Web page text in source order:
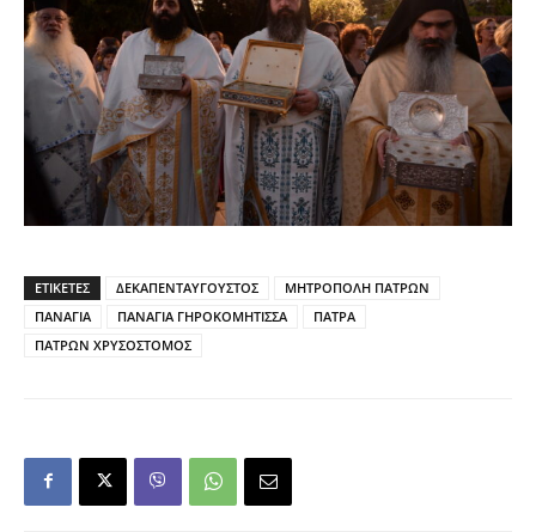
ΕΤΙΚΕΤΕΣ ΔΕΚΑΠΕΝΤΑΥΓΟΥΣΤΟΣ
ΜΗΤΡΟΠΟΛΗ ΠΑΤΡΩΝ
ΠΑΝΑΓΙΑ
ΠΑΝΑΓΙΑ ΓΗΡΟΚΟΜΗΤΙΣΣΑ
ΠΑΤΡΑ
ΠΑΤΡΩΝ ΧΡΥΣΟΣΤΟΜΟΣ